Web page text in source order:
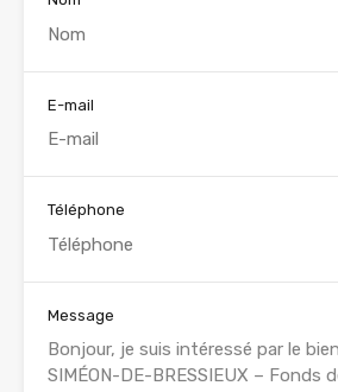
E-mail
Téléphone
Message